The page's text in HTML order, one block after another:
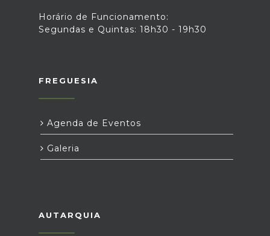
Horário de Funcionamento:
Segundas e Quintas: 18h30 - 19h30
FREGUESIA
Agenda de Eventos
Galeria
AUTARQUIA